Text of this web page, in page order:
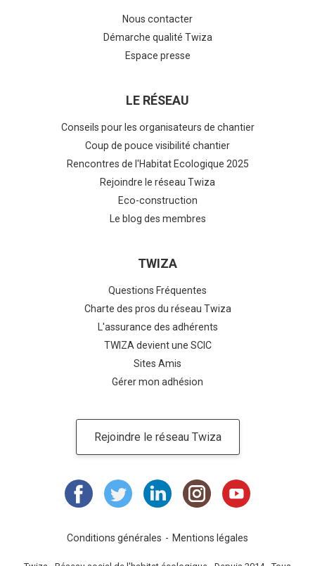
Nous contacter
Démarche qualité Twiza
Espace presse
LE RÉSEAU
Conseils pour les organisateurs de chantier
Coup de pouce visibilité chantier
Rencontres de l'Habitat Ecologique 2025
Rejoindre le réseau Twiza
Eco-construction
Le blog des membres
TWIZA
Questions Fréquentes
Charte des pros du réseau Twiza
L'assurance des adhérents
TWIZA devient une SCIC
Sites Amis
Gérer mon adhésion
Rejoindre le réseau Twiza
Conditions générales Mentions légales